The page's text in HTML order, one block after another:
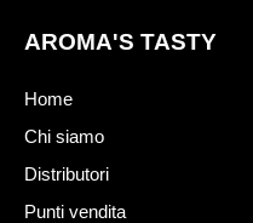
AROMA'S TASTY
Home
Chi siamo
Distributori
Punti vendita